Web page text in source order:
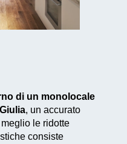
di un monolocale
, un accurato
le ridotte
consiste